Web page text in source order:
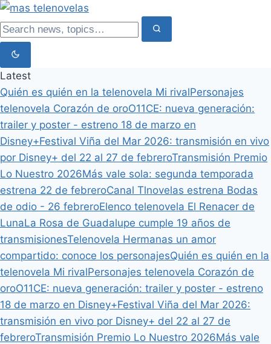
Latest
Quién es quién en la telenovela Mi rivalPersonajes
telenovela Corazón de oroO11CE: nueva generación:
trailer y poster - estreno 18 de marzo en
Disney+Festival Viña del Mar 2026: transmisión en vivo
por Disney+ del 22 al 27 de febreroTransmisión Premio
Lo Nuestro 2026Más vale sola: segunda temporada
estrena 22 de febreroCanal Tlnovelas estrena Bodas
de odio - 26 febreroElenco telenovela El Renacer de
LunaLa Rosa de Guadalupe cumple 19 años de
transmisionesTelenovela Hermanas un amor
compartido: conoce los personajesQuién es quién en la
telenovela Mi rivalPersonajes telenovela Corazón de
oroO11CE: nueva generación: trailer y poster - estreno
18 de marzo en Disney+Festival Viña del Mar 2026:
transmisión en vivo por Disney+ del 22 al 27 de
febreroTransmisión Premio Lo Nuestro 2026Más vale